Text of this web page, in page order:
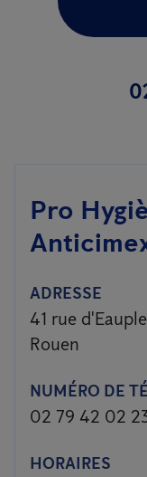
Pro
ADRESSE
41 rue
Rouen
NUMÉRO DE
02 79 42 02
HORAIRES